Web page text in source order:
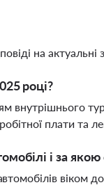
на актуальні
році?
внутрішнього
плати та
і за
віком